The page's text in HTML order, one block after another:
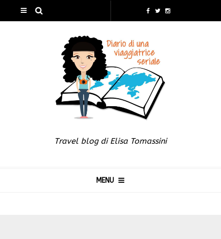
Travel blog di Elisa Tomassini
MENU